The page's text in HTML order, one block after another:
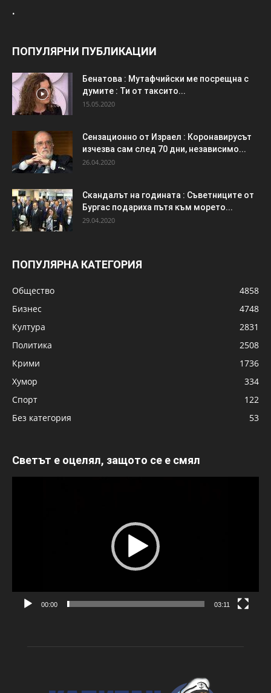
.
ПОПУЛЯРНИ ПУБЛИКАЦИИ
Бенатова : Мутафчийски ме посрещна с
думите : Ти от таксито...
15.05.2020
Сензационно от Израел : Коронавирусът
изчезва сам след 70 дни, независимо...
26.04.2020
Скандалът на годината : Съветниците от
Бургас подариха пътя към морето...
29.04.2020
ПОПУЛЯРНА КАТЕГОРИЯ
Общество
4858
Бизнес
4748
Култура
2831
Политика
2508
Крими
1736
Хумор
334
Спорт
122
Без категория
53
Светът е оцелял, защото се е смял
00:00 03:11